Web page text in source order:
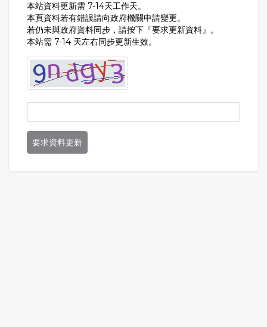
本站資料更新需 7-14天工作天。
本頁資料若有錯誤請向政府機關申請變更。
若仍未與政府資料同步，請按下『要求更新資料』。
本站需 7-14 天左右同步更新生效。
要求資料更新